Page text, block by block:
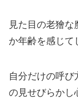
見た目の老獪
か年齢を感じて
自分だけの呼
の見せびらかし